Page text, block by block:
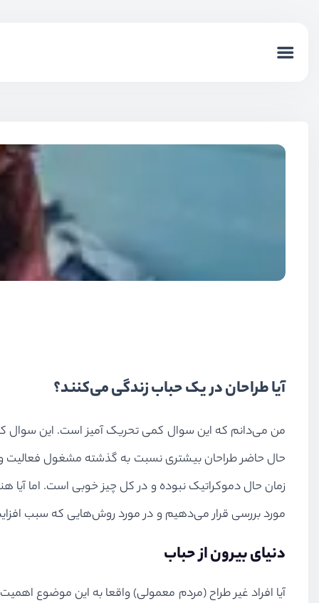
آیا طراحان در یک حباب زندگی می‌کنند؟
من می‌دانم که این سوال کمی تحریک آمیز است. این سوال
حال حاضر طراحان بیشتری نسبت به گذشته مشغول فعالیت و
زمان حال دموکراتیک نبوده و در کل چیز خوبی است. اما آیا
مورد بررسی قرار می‌دهیم و در مورد روش‌هایی که سبب
دنیای بیرون از حباب
آیا افراد غیر طراح (مردم معمولی) واقعا به این موضوع